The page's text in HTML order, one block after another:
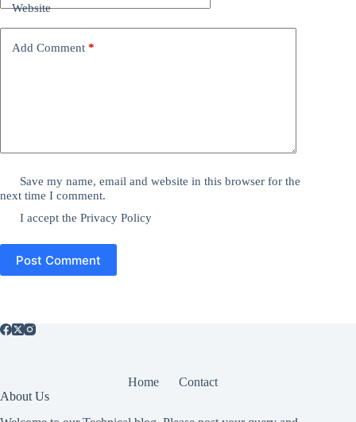
Website
Add Comment *
Save my name, email and website in this browser for the
next time I comment.
I accept thePrivacy Policy
Post Comment
Home
Contact
About Us